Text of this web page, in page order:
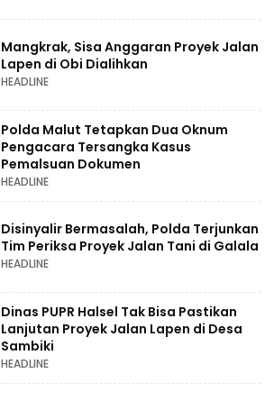
Mangkrak, Sisa Anggaran Proyek Jalan
Lapen di Obi Dialihkan
HEADLINE
Polda Malut Tetapkan Dua Oknum
Pengacara Tersangka Kasus
Pemalsuan Dokumen
HEADLINE
Disinyalir Bermasalah, Polda Terjunkan
Tim Periksa Proyek Jalan Tani di Galala
HEADLINE
Dinas PUPR Halsel Tak Bisa Pastikan
Lanjutan Proyek Jalan Lapen di Desa
Sambiki
HEADLINE